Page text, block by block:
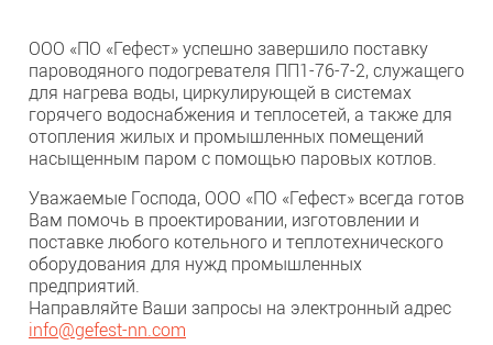
ООО «ПО «Гефест» успешно завершило поставку
пароводяного подогревателя ПП1-76-7-2, служащего
для нагрева воды, циркулирующей в системах
горячего водоснабжения и теплосетей, а также для
отопления жилых и промышленных помещений
насыщенным паром с помощью паровых котлов.
Уважаемые Господа, ООО «ПО «Гефест» всегда готов
Вам помочь в проектировании, изготовлении и
поставке любого котельного и теплотехнического
оборудования для нужд промышленных
предприятий.
Направляйте Ваши запросы на электронный адрес
info@gefest-nn.com